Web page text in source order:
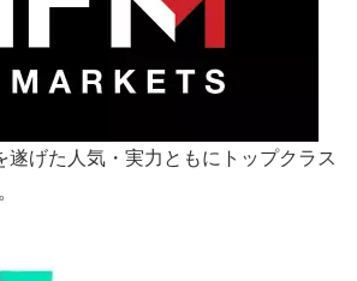
遂げた人気・実力ともにトップクラス